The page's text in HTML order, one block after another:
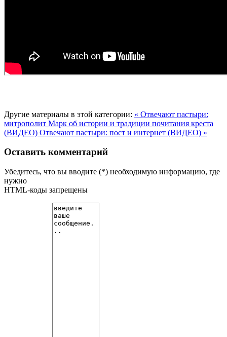
Другие материалы в этой категории: « Отвечают пастыри:
митрополит Марк об истории и традиции почитания креста
(ВИДЕО) Отвечают пастыри: пост и интернет (ВИДЕО) »
Оставить комментарий
Убедитесь, что вы вводите (*) необходимую информацию, где
нужно
HTML-коды запрещены